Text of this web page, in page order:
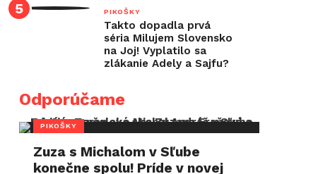
PIKOŠKY
Takto dopadla prvá
séria Milujem Slovensko
na Joj! Vyplatilo sa
zlákanie Adely a Sajfu?
Odporúčame
PIKOŠKY
Zuza s Michalom v Sľube
konečne spolu! Príde v novej